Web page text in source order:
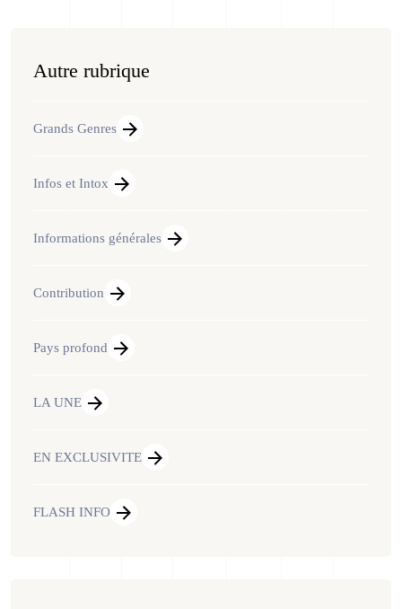
Autre rubrique
Grands Genres
Infos et Intox
Informations générales
Contribution
Pays profond
LA UNE
EN EXCLUSIVITE
FLASH INFO